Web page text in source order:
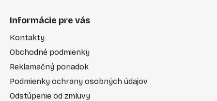
Informácie pre vás
Kontakty
Obchodné podmienky
Reklamačný poriadok
Podmienky ochrany osobných údajov
Odstúpenie od zmluvy